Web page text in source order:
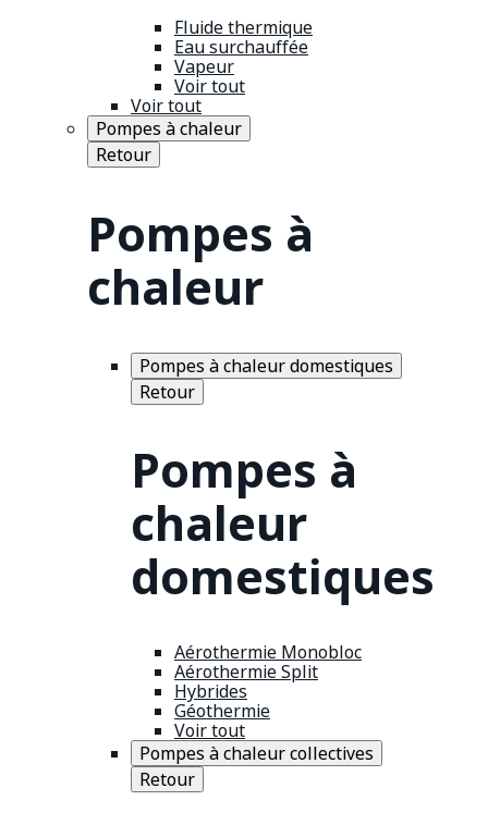
Fluide thermique
Eau surchauffée
Vapeur
Voir tout
Voir tout
Pompes à chaleur
Retour
Pompes à
chaleur
Pompes à chaleur domestiques
Retour
Pompes à
chaleur
domestiques
Aérothermie Monobloc
Aérothermie Split
Hybrides
Géothermie
Voir tout
Pompes à chaleur collectives
Retour